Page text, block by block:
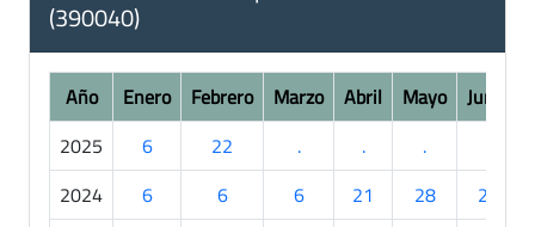
(390040)
Año Enero Febrero Marzo Abril Mayo Junio
2025
6 22 . . .
2024
6 6 6 21 28
26